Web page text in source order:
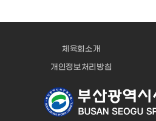
체육회소개
개인정보처리방침